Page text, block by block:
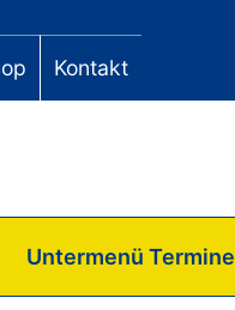
Kontakt
Untermenü Termine